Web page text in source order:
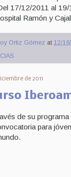
17/12/2011 al
Ramón y Cajal
Ortiz Gómez at 12/
de 2011
de su
para